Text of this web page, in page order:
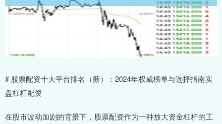
# 股票配资十大平台排名（新）：2024年权威榜单与选择指南实
盘杠杆配资
在股市波动加剧的背景下，股票配资作为一种放大资金杠杆的工